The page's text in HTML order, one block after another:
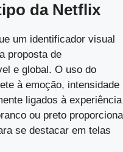
da Netflix
um identificador visual
proposta de
e global. O uso do
à emoção, intensidade
ligados à experiência
ou preto proporciona
se destacar em telas